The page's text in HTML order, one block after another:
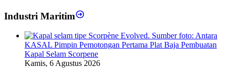
Industri Maritim
KASAL Pimpin Pemotongan Pertama Plat Baja Pembuatan
Kapal Selam Scorpene
Kamis, 6 Agustus 2026